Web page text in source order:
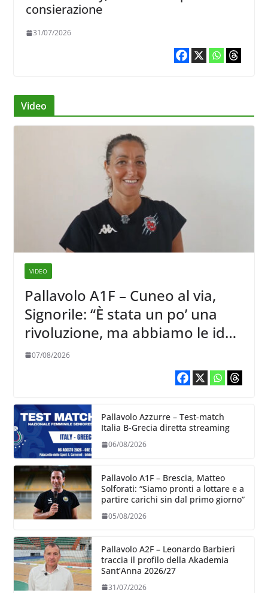
consierazione
31/07/2026
Video
VIDEO
Pallavolo A1F – Cuneo al via,
Signorile: “È stata un po’ una
rivoluzione, ma abbiamo le idee
chiare siu cosa vogliamo fare”
07/08/2026
Pallavolo Azzurre – Test-match
Italia B-Grecia diretta streaming
06/08/2026
Pallavolo A1F – Brescia, Matteo
Solforati: “Siamo pronti a lottare e a
partire carichi sin dal primo giorno”
05/08/2026
Pallavolo A2F – Leonardo Barbieri
traccia il profilo della Akademia
Sant’Anna 2026/27
31/07/2026